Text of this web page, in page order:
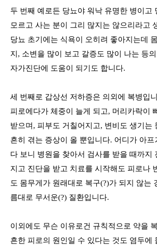
두 번째 예로든 당뇨야 워낙 유명한 병이고
모르고 사는 분이 그리 많지는 않으리라고
당뇨 초기에는 식욕이 오히려 좋아지는데
지 , 소변을 많이 보고 갈증도 많이 나는 등
자가진단에 도움이 되기도 합니다.
세 번째로 갑상선 저하증은 의외에 복병입
피로에다가 체중이 늘게 되고, 머리카락이
받으며 , 피부도 거칠어지고, 변비도 생기는
흔히 겪는 증상이 올 뿐입니다. 어디가 아프
다 보니 병원을 찾아서 검사를 받을 때까지
지고 진단을 받고 치료를 시작해도 피로나
도 몸무게가 원래대로 복구(?)가 되지 않는
름대로 무서운(?) 질환입니다.
이외에도 무슨 이유로건 규칙적으로 약을
흔한 피로의 원인일 수 있다는 것도 염두에